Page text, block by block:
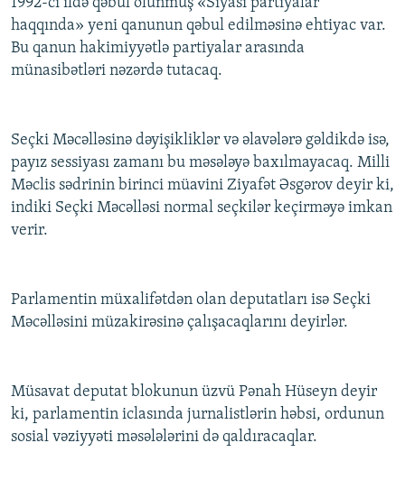
1992-ci ildə qəbul olunmuş «Siyasi partiyalar
haqqında» yeni qanunun qəbul edilməsinə ehtiyac var.
Bu qanun hakimiyyətlə partiyalar arasında
münasibətləri nəzərdə tutacaq.
Seçki Məcəlləsinə dəyişikliklər və əlavələrə gəldikdə isə,
payız sessiyası zamanı bu məsələyə baxılmayacaq. Milli
Məclis sədrinin birinci müavini Ziyafət Əsgərov deyir ki,
indiki Seçki Məcəlləsi normal seçkilər keçirməyə imkan
verir.
Parlamentin müxalifətdən olan deputatları isə Seçki
Məcəlləsini müzakirəsinə çalışacaqlarını deyirlər.
Müsavat deputat blokunun üzvü Pənah Hüseyn deyir
ki, parlamentin iclasında jurnalistlərin həbsi, ordunun
sosial vəziyyəti məsələlərini də qaldıracaqlar.